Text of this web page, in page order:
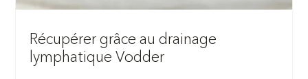
Récupérer grâce au drainage
lymphatique Vodder